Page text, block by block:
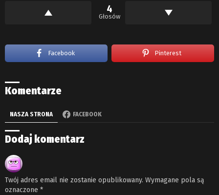
4
Głosów
Facebook Pinterest
Komentarze
NASZA STRONA FACEBOOK
Dodaj komentarz
Twój adres email nie zostanie opublikowany. Wymagane pola są
oznaczone *